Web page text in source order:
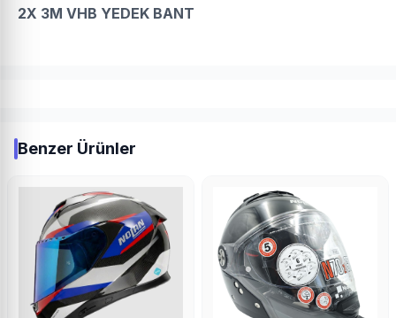
2X 3M VHB YEDEK BANT
Benzer Ürünler